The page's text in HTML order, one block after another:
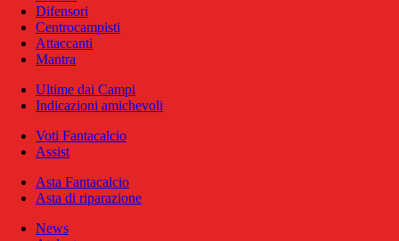
Difensori
Centrocampisti
Attaccanti
Mantra
Ultime dai Campi
Indicazioni amichevoli
Voti Fantacalcio
Assist
Asta Fantacalcio
Asta di riparazione
News